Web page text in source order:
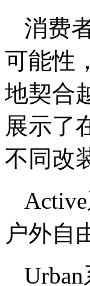
消费
可能性
地契合
展示了
不同改
户外自